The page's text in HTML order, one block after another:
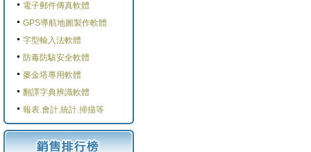
電子郵件傳真軟體
GPS導航地圖製作軟體
字型輸入法軟體
防毒防駭安全軟體
麥金塔專用軟體
翻譯字典辨識軟體
報表.會計.統計.掃描等